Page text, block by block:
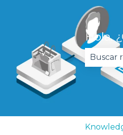
Hola.
No hay